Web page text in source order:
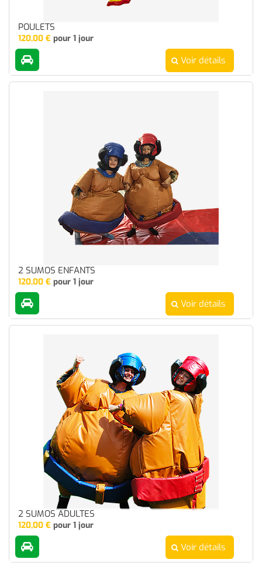
POULETS
120,00 € pour 1 jour
Voir détails
2 SUMOS ENFANTS
120,00 € pour 1 jour
Voir détails
2 SUMOS ADULTES
120,00 € pour 1 jour
Voir détails